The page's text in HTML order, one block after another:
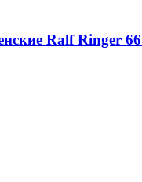
Ralf Ringer